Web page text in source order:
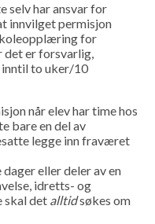
selv har ansvar for
innvilget permisjon
for
det er forsvarlig,
inntil to uker/10
når elev har time hos
bare en del av
legge inn fraværet
eller deler av en
idretts- og
skal det alltidsøkes om